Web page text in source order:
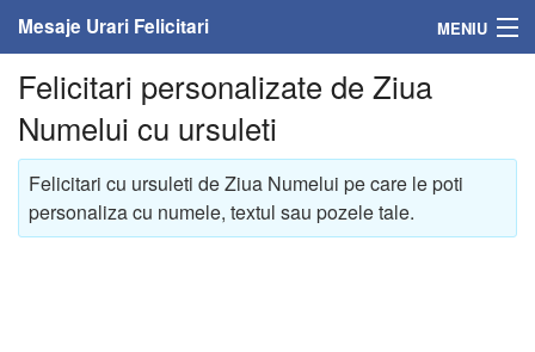
Mesaje Urari Felicitari MENIU
Home
Mesaje
Felicitari
Felicitari personalizate de Ziua
Numelui cu ursuleti
Felicitari cu ursuleti de Ziua Numelui pe care le poti
personaliza cu numele, textul sau pozele tale.